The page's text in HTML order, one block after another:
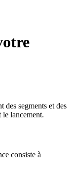
des segments et des
le lancement.
consiste à